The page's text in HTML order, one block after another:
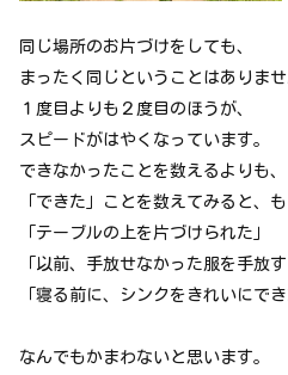
同じ場所のお片づけをしても、
まったく同じということはありませ
１度目よりも２度目のほうが、
スピードがはやくなっています。
できなかったことを数えるよりも、
「できた」ことを数えてみると、
「テーブルの上を片づけられた」
「以前、手放せなかった服を手放
「寝る前に、シンクをきれいにでき
なんでもかまわないと思います。